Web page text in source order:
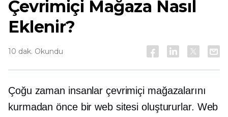
Çevrimiçi Mağaza Nasıl
Eklenir?
10 dak. Okundu
Çoğu zaman insanlar çevrimiçi mağazalarını
kurmadan önce bir web sitesi oluştururlar. Web